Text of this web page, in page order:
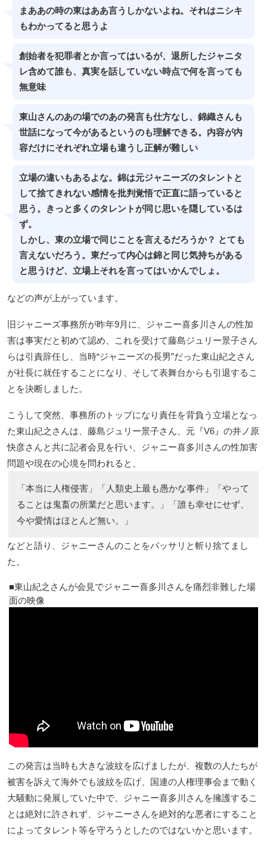
まああの時の東はああ言うしかないよね。それはニシキ
もわかってると思うよ
創始者を犯罪者とか言ってはいるが、退所したジャニタ
レ含めて誰も、真実を話していない時点で何を言っても
無意味
東山さんのあの場でのあの発言も仕方なし、錦織さんも
世話になって今があるというのも理解できる。内容が内
容だけにそれぞれ立場も違うし正解が難しい
立場の違いもあるよな。錦は元ジャニーズのタレントと
して捨てきれない感情を批判覚悟で正直に語っていると
思う。きっと多くのタレントが同じ思いを隠しているは
ず。
しかし、東の立場で同じことを言えるだろうか？ とても
言えないだろう。東だって内心は錦と同じ気持ちがある
と思うけど、立場上それを言ってはいかんでしょ。
などの声が上がっています。
旧ジャニーズ事務所が昨年9月に、ジャニー喜多川さんの性加
害は事実だと初めて認め、これを受けて藤島ジュリー景子さん
らは引責辞任し、当時“ジャニーズの長男”だった東山紀之さん
が社長に就任することになり、そして表舞台からも引退するこ
とを決断しました。
こうして突然、事務所のトップになり責任を背負う立場となっ
た東山紀之さんは、藤島ジュリー景子さん、元『V6』の井ノ原
快彦さんと共に記者会見を行い、ジャニー喜多川さんの性加害
問題や現在の心境を問われると、
「本当に人権侵害」「人類史上最も愚かな事件」「やって
ることは鬼畜の所業だと思います。」「誰も幸せにせず、
今や愛情はほとんど無い。」
などと語り、ジャニーさんのことをバッサリと斬り捨てまし
た。
東山紀之さんが会見でジャニー喜多川さんを痛烈非難した場
面の映像
この発言は当時も大きな波紋を広げましたが、複数の人たちが
被害を訴えて海外でも波紋を広げ、国連の人権理事会まで動く
大騒動に発展していた中で、ジャニー喜多川さんを擁護するこ
とは絶対に許されず、ジャニーさんを絶対的な悪者にすること
によってタレント等を守ろうとしたのではないかと思います。